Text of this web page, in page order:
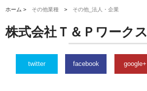
ホーム > その他業種 > その他_法人・企業
株式会社Ｔ＆Ｐワークス
twitter facebook google+